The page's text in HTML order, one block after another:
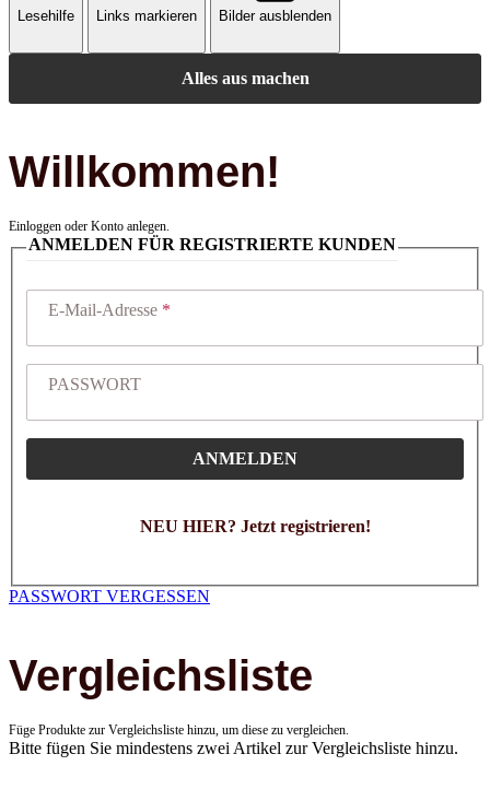
Lesehilfe Links markieren Bilder ausblenden
Alles aus machen
Willkommen!
Einloggen oder Konto anlegen.
ANMELDEN FÜR REGISTRIERTE KUNDEN
E-Mail-Adresse
PASSWORT
ANMELDEN
NEU HIER? Jetzt registrieren!
PASSWORT VERGESSEN
Vergleichsliste
Füge Produkte zur Vergleichsliste hinzu, um diese zu vergleichen.
Bitte fügen Sie mindestens zwei Artikel zur Vergleichsliste hinzu.